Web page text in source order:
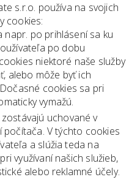
s.r.o. používa na svojich
cookies:
napr. po prihlásení sa ku
po dobu
niektoré naše služby
alebo môže byť ich
cookies sa pri
vymažú.
zostávajú uchované v
počítača. V týchto cookies
a slúžia teda na
využívaní našich služieb,
alebo reklamné účely.